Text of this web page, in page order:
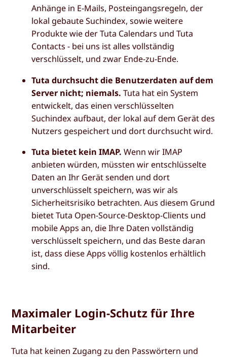
Anhänge in E-Mails, Posteingangsregeln, der
lokal gebaute Suchindex, sowie weitere
Produkte wie der Tuta Calendars und Tuta
Contacts - bei uns ist alles vollständig
verschlüsselt, und zwar Ende-zu-Ende.
Tuta durchsucht die Benutzerdaten auf dem
Server nicht; niemals. Tuta hat ein System
entwickelt, das einen verschlüsselten
Suchindex aufbaut, der lokal auf dem Gerät des
Nutzers gespeichert und dort durchsucht wird.
Tuta bietet kein IMAP. Wenn wir IMAP
anbieten würden, müssten wir entschlüsselte
Daten an Ihr Gerät senden und dort
unverschlüsselt speichern, was wir als
Sicherheitsrisiko betrachten. Aus diesem Grund
bietet Tuta Open-Source-Desktop-Clients und
mobile Apps an, die Ihre Daten vollständig
verschlüsselt speichern, und das Beste daran
ist, dass diese Apps völlig kostenlos erhältlich
sind.
Maximaler Login-Schutz für Ihre
Mitarbeiter
Tuta hat keinen Zugang zu den Passwörtern und